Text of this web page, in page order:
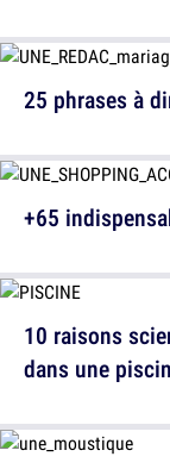
+65
25 phrases à
10 raisons
dans une